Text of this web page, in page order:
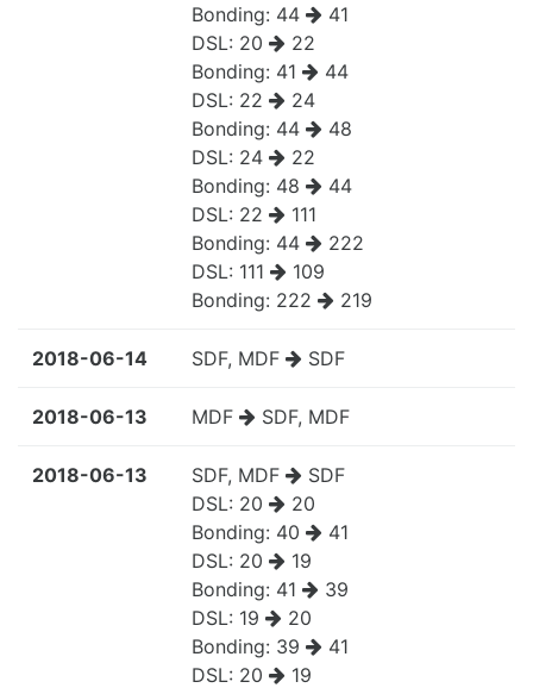
Bonding: 44
41
DSL: 20
22
Bonding: 41
44
DSL: 22
24
Bonding: 44
48
DSL: 24
22
Bonding: 48
44
DSL: 22
111
Bonding: 44
222
DSL: 111
109
Bonding: 222 219
2018-06-14 SDF, MDF SDF
2018-06-13 MDF SDF, MDF
2018-06-13 SDF, MDF
SDF
DSL: 20
20
Bonding: 40
41
DSL: 20
19
Bonding: 41
39
DSL: 19
20
Bonding: 39
41
DSL: 20 19